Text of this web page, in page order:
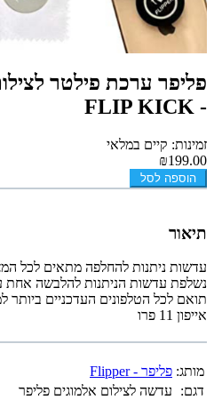
פליפר ערכת פילטר
- FLIP KICK
זמינות: קיים במלאי
₪199.00
הוספה לסל
תיאור
עדשות ניתנות להחלפה מתאים לכל
נשלפת עדשות הניתנות להלבשה אחת
תואם לכל הטלפונים העדכניים ביותר
אייפון 11 פרו
מותג: פליפר - Flipper
דגם:
עדשה לצילום אלמוגים פליפר